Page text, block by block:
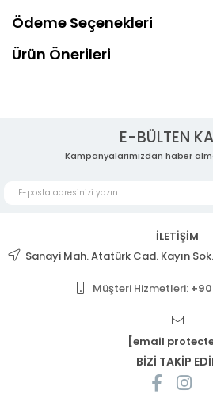
Ödeme Seçenekleri
Ürün Önerileri
E-BÜLTEN
Kampanyalarımızdan haber
İLETİŞİM
Sanayi Mah. Atatürk Cad. Kayın
Müşteri Hizmetleri:
[email
BİZİ TAKİP